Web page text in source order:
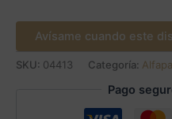
Avísame cuando este
SKU: 04413 Categoría:
Pago